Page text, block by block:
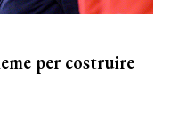
per costruire